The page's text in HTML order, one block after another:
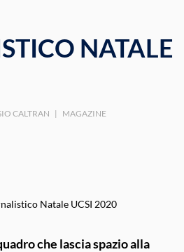
NATALE
CALTRAN | MAGAZINE
che lascia spazio alla